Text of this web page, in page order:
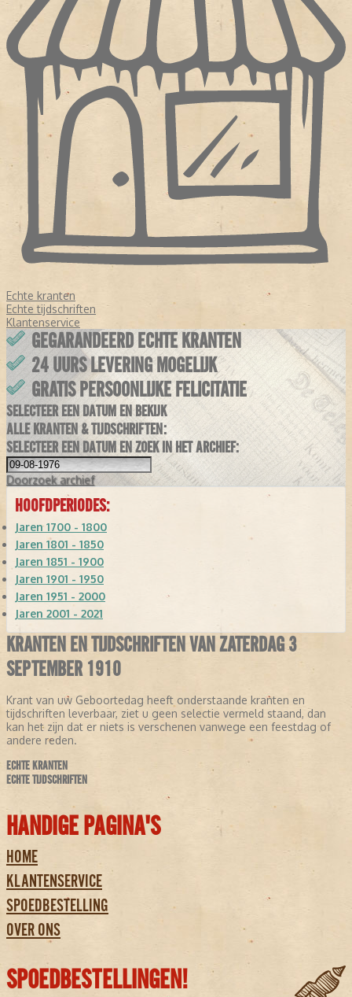
Echte kranten
Echte tijdschriften
Klantenservice
GEGARANDEERD ECHTE KRANTEN
24 UURS LEVERING MOGELIJK
GRATIS PERSOONLIJKE FELICITATIE
SELECTEER EEN DATUM EN BEKIJK
ALLE KRANTEN & TIJDSCHRIFTEN:
SELECTEER EEN DATUM EN ZOEK IN HET ARCHIEF:
Doorzoek archief
HOOFDPERIODES:
Jaren 1700 - 1800
Jaren 1801 - 1850
Jaren 1851 - 1900
Jaren 1901 - 1950
Jaren 1951 - 2000
Jaren 2001 - 2021
KRANTEN EN TIJDSCHRIFTEN VAN ZATERDAG 3
SEPTEMBER 1910
Krant van uw Geboortedag heeft onderstaande kranten en
tijdschriften leverbaar, ziet u geen selectie vermeld staand, dan
kan het zijn dat er niets is verschenen vanwege een feestdag of
andere reden.
ECHTE KRANTEN
ECHTE TIJDSCHRIFTEN
HANDIGE PAGINA'S
HOME
KLANTENSERVICE
SPOEDBESTELLING
OVER ONS
SPOEDBESTELLINGEN!